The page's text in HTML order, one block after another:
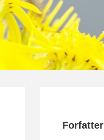
Forfatter